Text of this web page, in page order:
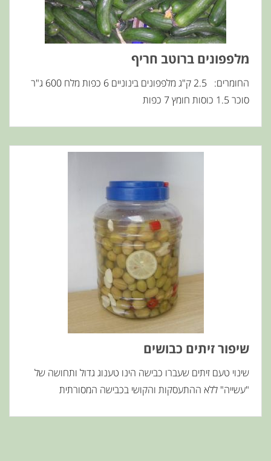
מלפפונים ברוטב חריף
החומרים: 2.5 ק"ג מלפפונים בינוניים 6 כפות מלח 600 ג"ר
סוכר 1.5 כוסות חומץ 7 כפות
שיפור זיתים כבושים
שינוי טעם זיתים שעברו כבישה הינו טענוג גדול ותחושה של
"עשייה" ללא ההתעסקות והקושי בכבישה המסורתית